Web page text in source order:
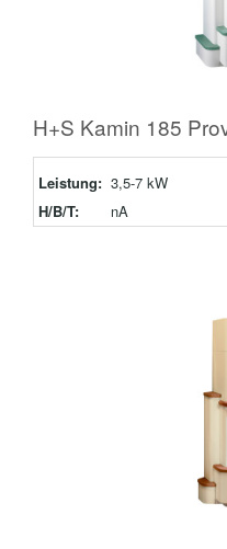
H+S Kamin 185
Leistung: 3,5-7 kW
H/B/T:
nA